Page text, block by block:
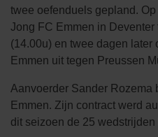
twee oefenduels gepland.
Jong FC Emmen in
(14.00u) en twee dagen later
Emmen uit tegen Preussen
Aanvoerder Sander Rozema
Emmen. Zijn contract werd
dit seizoen de 25 wedstrijden